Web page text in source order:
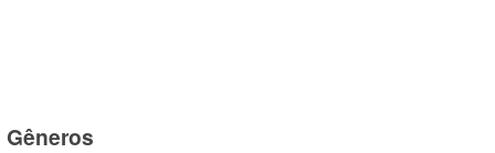
Gêneros